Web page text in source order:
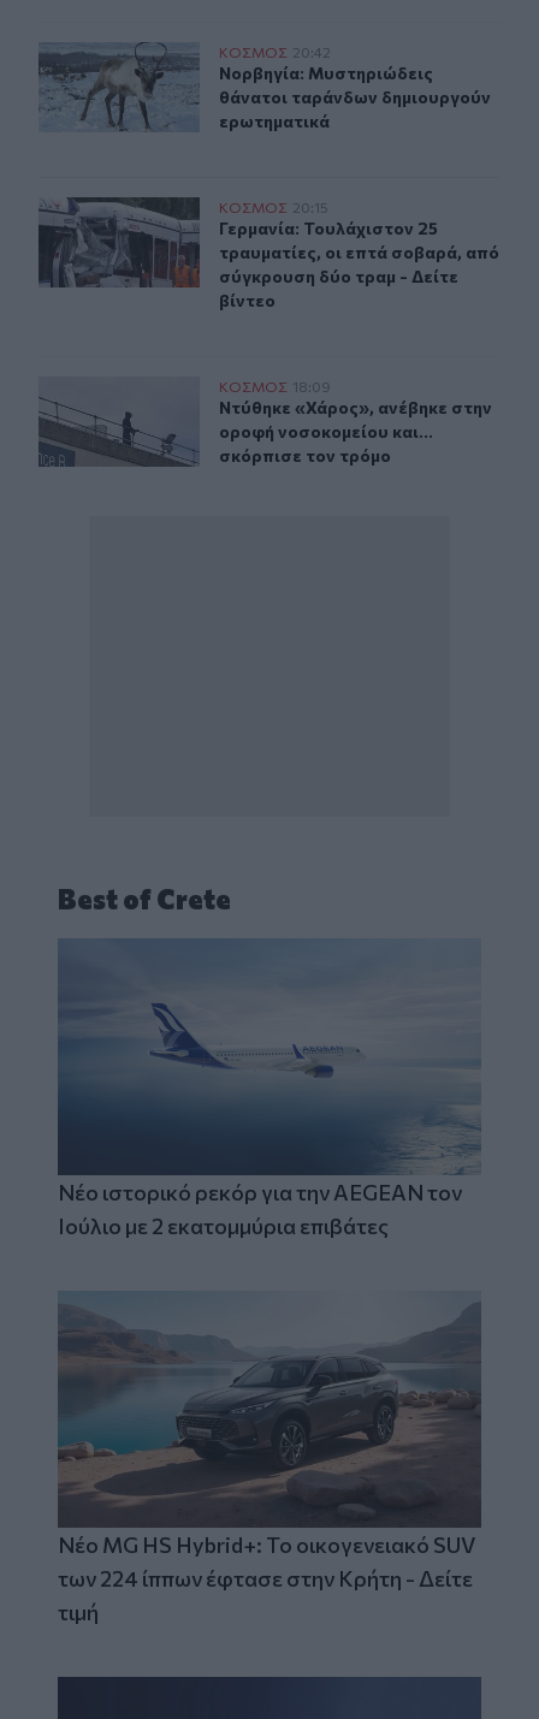
Νορβηγία: Μυστηριώδεις θάνατοι ταράνδων
ΚΟΣΜΟΣ 20:42
Νορβηγία: Μυστηριώδεις θάνατοι
Νορβηγία: Μυστηριώδεις
θάνατοι ταράνδων δημιουργούν
ερωτηματικά
Γερμανία: Τουλάχιστον 25 τραυματίες, οι επτά
ΚΟΣΜΟΣ 20:15
Γερμανία: Τουλάχιστον 25
Γερμανία: Τουλάχιστον 25
τραυματίες, οι επτά σοβαρά, από
σύγκρουση δύο τραμ - Δείτε
βίντεο
Ντύθηκε «Χάρος», ανέβηκε στην οροφή νοσοκομείου
ΚΟΣΜΟΣ 18:09
Ντύθηκε «Χάρος», ανέβηκε στην
Ντύθηκε «Χάρος», ανέβηκε στην
οροφή νοσοκομείου και...
σκόρπισε τον τρόμο
Best of Crete
Νέο ιστορικό ρεκόρ για την AEGEAN τον
Ιούλιο με 2 εκατομμύρια επιβάτες
Νέο MG HS Hybrid+: Το οικογενειακό SUV
των 224 ίππων έφτασε στην Κρήτη - Δείτε
τιμή